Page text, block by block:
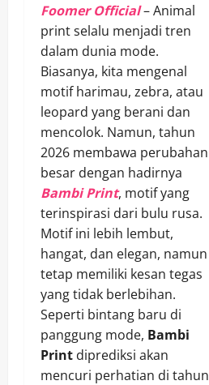
Foomer Official– Animal
print selalu menjadi tren
dalam dunia mode.
Biasanya, kita mengenal
motif harimau, zebra, atau
leopard yang berani dan
mencolok. Namun, tahun
2026 membawa perubahan
besar dengan hadirnya
Bambi Print, motif yang
terinspirasi dari bulu rusa.
Motif ini lebih lembut,
hangat, dan elegan, namun
tetap memiliki kesan tegas
yang tidak berlebihan.
Seperti bintang baru di
panggung mode, Bambi
Print diprediksi akan
mencuri perhatian di tahun